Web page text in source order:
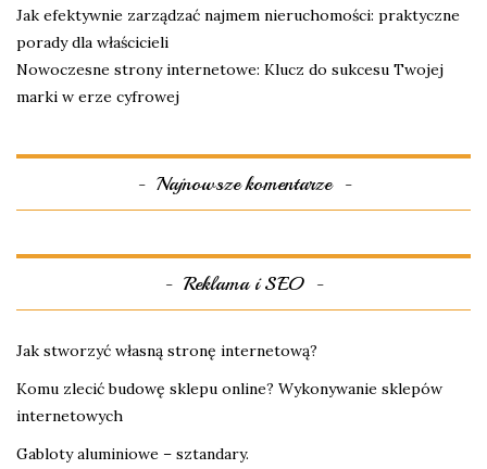
Jak efektywnie zarządzać najmem nieruchomości: praktyczne
porady dla właścicieli
Nowoczesne strony internetowe: Klucz do sukcesu Twojej
marki w erze cyfrowej
Najnowsze komentarze
Reklama i SEO
Jak stworzyć własną stronę internetową?
Komu zlecić budowę sklepu online? Wykonywanie sklepów
internetowych
Gabloty aluminiowe – sztandary.